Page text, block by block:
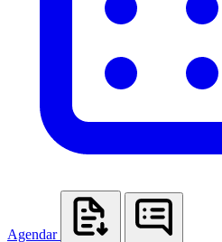
Agendar